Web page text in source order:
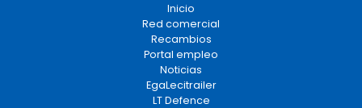
Inicio
Red comercial
Recambios
Portal empleo
Noticias
EgaLecitrailer
LT Defence